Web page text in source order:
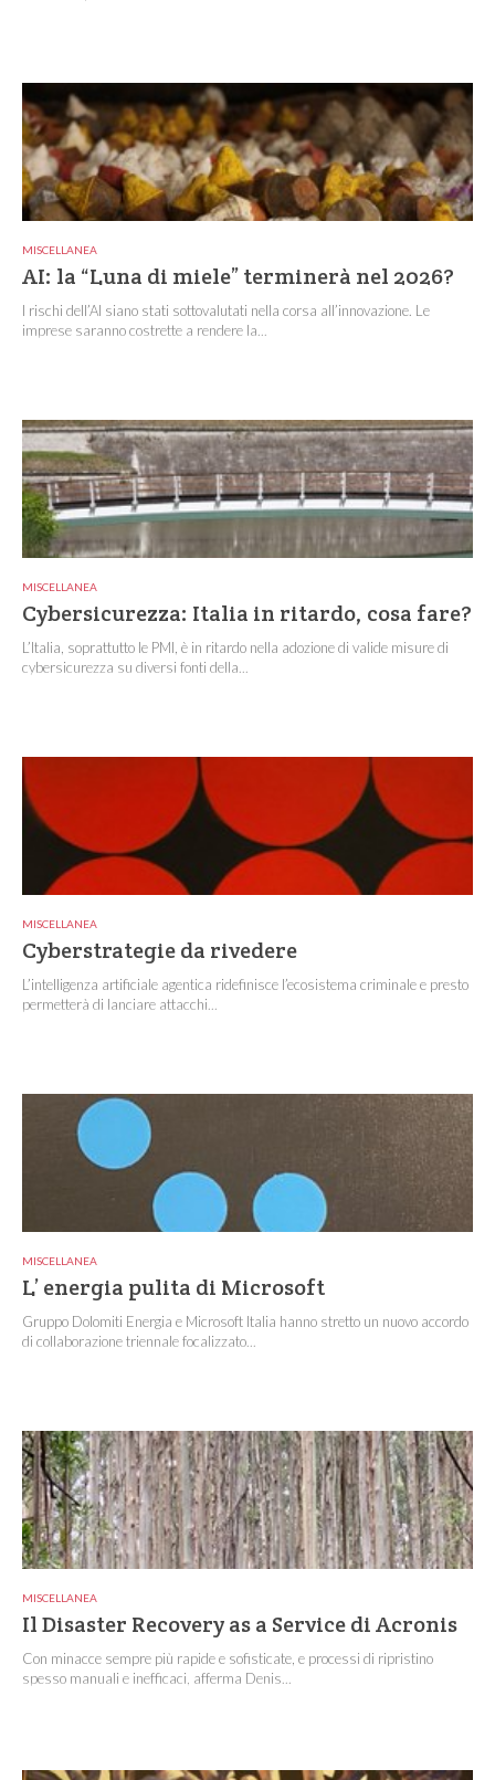
MISCELLANEA
AI: la “Luna di miele” terminerà nel 2026?
I rischi dell’AI siano stati sottovalutati nella corsa all’innovazione. Le
imprese saranno costrette a rendere la...
MISCELLANEA
Cybersicurezza: Italia in ritardo, cosa fare?
L’Italia, soprattutto le PMI, è in ritardo nella adozione di valide misure di
cybersicurezza su diversi fonti della...
MISCELLANEA
Cyberstrategie da rivedere
L’intelligenza artificiale agentica ridefinisce l’ecosistema criminale e presto
permetterà di lanciare attacchi...
MISCELLANEA
L’ energia pulita di Microsoft
Gruppo Dolomiti Energia e Microsoft Italia hanno stretto un nuovo accordo
di collaborazione triennale focalizzato...
MISCELLANEA
Il Disaster Recovery as a Service di Acronis
Con minacce sempre più rapide e sofisticate, e processi di ripristino
spesso manuali e inefficaci, afferma Denis...